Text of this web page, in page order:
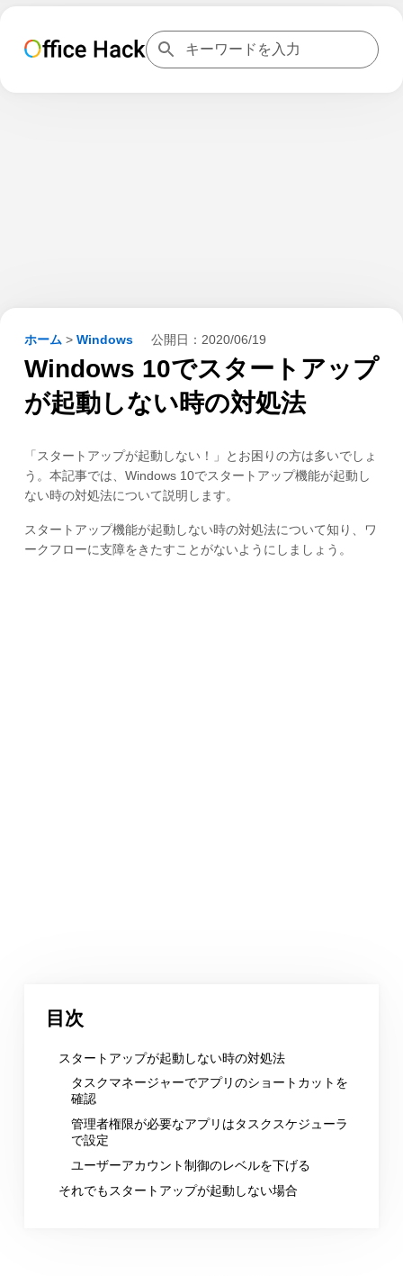
ホーム > Windows 公開日： 2020/06/19
Windows 10でスタートアップ
が起動しない時の対処法
「スタートアップが起動しない！」とお困りの方は多いでしょ
う。本記事では、Windows 10でスタートアップ機能が起動し
ない時の対処法について説明します。
スタートアップ機能が起動しない時の対処法について知り、ワ
ークフローに支障をきたすことがないようにしましょう。
目次
スタートアップが起動しない時の対処法
タスクマネージャーでアプリのショートカットを
確認
管理者権限が必要なアプリはタスクスケジューラ
で設定
ユーザーアカウント制御のレベルを下げる
それでもスタートアップが起動しない場合